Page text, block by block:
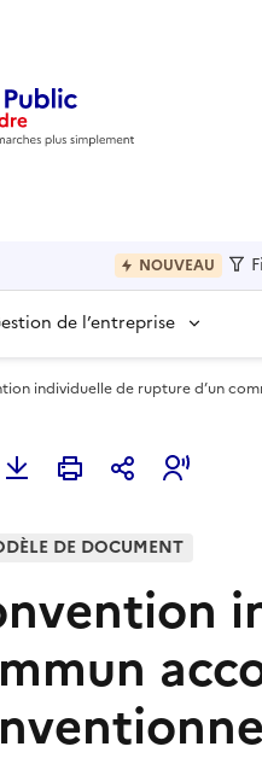
NOUVEAU
de l’entreprise
individuelle de rupture d’un
à mes favoris
DE DOCUMENT